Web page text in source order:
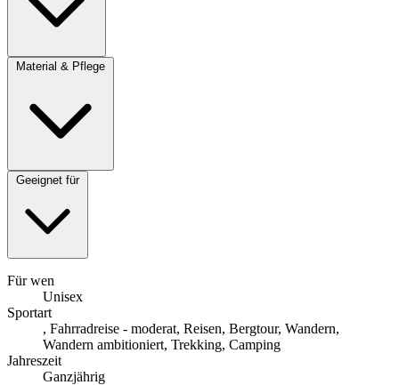
Material & Pflege
Geeignet für
Für wen
Unisex
Sportart
, Fahrradreise - moderat, Reisen, Bergtour, Wandern,
Wandern ambitioniert, Trekking, Camping
Jahreszeit
Ganzjährig